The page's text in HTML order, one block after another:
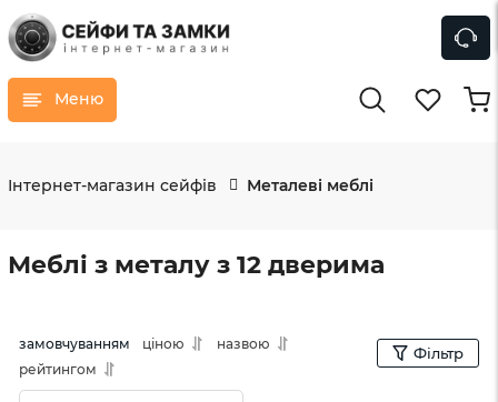
Меню
Інтернет-магазин сейфів Металеві меблі
Меблі з металу з 12 дверима
замовчуванням ціною
назвою
рейтингом
Фільтр